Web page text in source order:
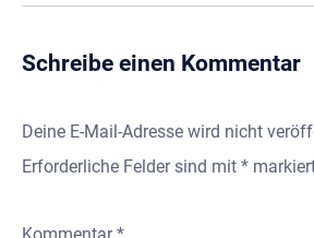
Schreibe einen Kommentar
Deine E-Mail-Adresse wird nicht
Erforderliche Felder sind mit *